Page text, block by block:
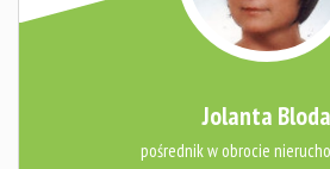
Jolanta Bloda
pośrednik w obrocie